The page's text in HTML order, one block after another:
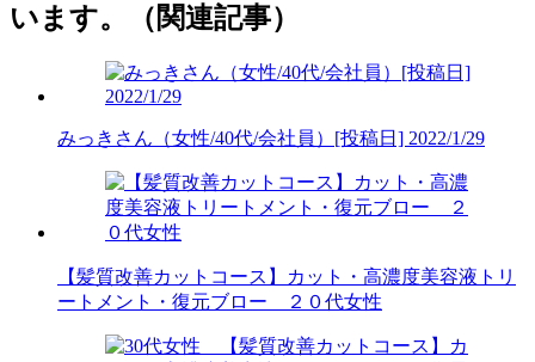
います。（関連記事）
みっきさん（女性/40代/会社員）[投稿日] 2022/1/29
【髪質改善カットコース】カット・高濃度美容液トリ
ートメント・復元ブロー ２０代女性